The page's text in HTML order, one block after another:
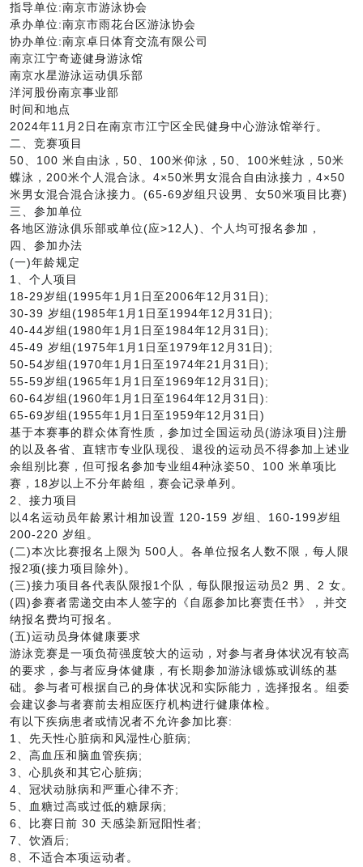
指导单位:南京市游泳协会
承办单位:南京市雨花台区游泳协会
协办单位:南京卓日体育交流有限公司
南京江宁奇迹健身游泳馆
南京水星游泳运动俱乐部
洋河股份南京事业部
时间和地点
2024年11月2日在南京市江宁区全民健身中心游泳馆举行。
二、竞赛项目
50、100 米自由泳，50、100米仰泳，50、100米蛙泳，50米
蝶泳，200米个人混合泳。4×50米男女混合自由泳接力，4×50
米男女混合混合泳接力。(65-69岁组只设男、女50米项目比赛)
三、参加单位
各地区游泳俱乐部或单位(应>12人)、个人均可报名参加，
四、参加办法
(一)年龄规定
1、个人项目
18-29岁组(1995年1月1日至2006年12月31日);
30-39 岁组(1985年1月1日至1994年12月31日);
40-44岁组(1980年1月1日至1984年12月31日);
45-49 岁组(1975年1月1日至1979年12月31日);
50-54岁组(1970年1月1日至1974年21月31日);
55-59岁组(1965年1月1日至1969年12月31日);
60-64岁组(1960年1月1日至1964年12月31日):
65-69岁组(1955年1月1日至1959年12月31日)
基于本赛事的群众体育性质，参加过全国运动员(游泳项目)注册
的以及各省、直辖市专业队现役、退役的运动员不得参加上述业
余组别比赛，但可报名参加专业组4种泳姿50、100 米单项比
赛，18岁以上不分年龄组，赛会记录单列。
2、接力项目
以4名运动员年龄累计相加设置 120-159 岁组、160-199岁组
200-220 岁组。
(二)本次比赛报名上限为 500人。各单位报名人数不限，每人限
报2项(接力项目除外)。
(三)接力项目各代表队限报1个队，每队限报运动员2 男、2 女。
(四)参赛者需递交由本人签字的《自愿参加比赛责任书》，并交
纳报名费均可报名。
(五)运动员身体健康要求
游泳竞赛是一项负荷强度较大的运动，对参与者身体状况有较高
的要求，参与者应身体健康，有长期参加游泳锻炼或训练的基
础。参与者可根据自己的身体状况和实际能力，选择报名。组委
会建议参与者赛前去相应医疗机构进行健康体检。
有以下疾病患者或情况者不允许参加比赛:
1、先天性心脏病和风湿性心脏病;
2、高血压和脑血管疾病;
3、心肌炎和其它心脏病;
4、冠状动脉病和严重心律不齐;
5、血糖过高或过低的糖尿病;
6、比赛日前 30 天感染新冠阳性者;
7、饮酒后;
8、不适合本项运动者。